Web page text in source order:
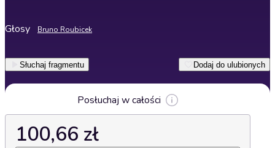
Głosy Bruno Roubicek
Słuchaj fragmentu Dodaj do ulubionych
Posłuchaj w całości
100,66 zł